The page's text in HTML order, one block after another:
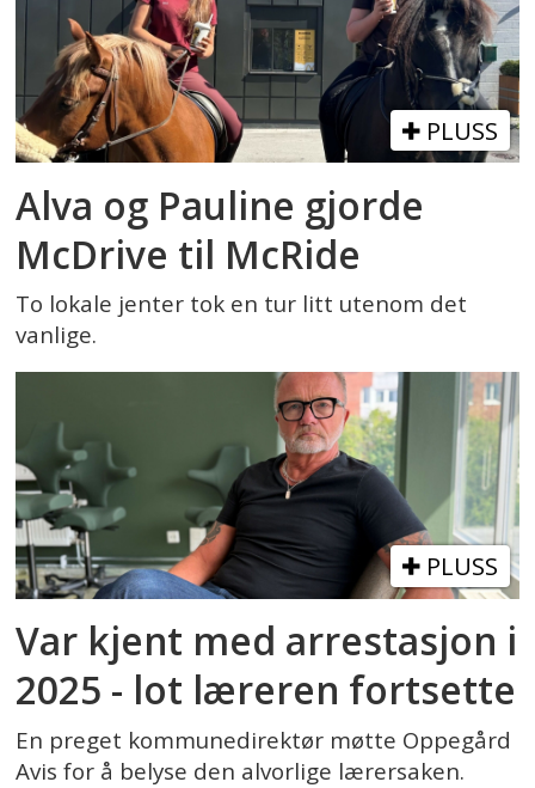
PLUSS
Alva og Pauline gjorde
McDrive til McRide
To lokale jenter tok en tur litt utenom det
vanlige.
PLUSS
Var kjent med arrestasjon i
2025 - lot læreren fortsette
En preget kommunedirektør møtte Oppegård
Avis for å belyse den alvorlige lærersaken.